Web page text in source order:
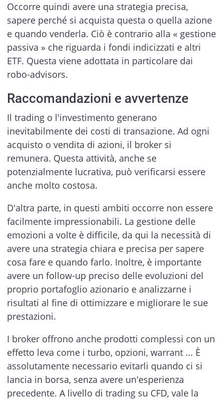
Occorre quindi avere una strategia precisa,
sapere perché si acquista questa o quella azione
e quando venderla. Ciò è contrario alla « gestione
passiva » che riguarda i fondi indicizzati e altri
ETF. Questa viene adottata in particolare dai
robo-advisors.
Raccomandazioni e avvertenze
Il trading o l'investimento generano
inevitabilmente dei costi di transazione. Ad ogni
acquisto o vendita di azioni, il broker si
remunera. Questa attività, anche se
potenzialmente lucrativa, può verificarsi essere
anche molto costosa.
D'altra parte, in questi ambiti occorre non essere
facilmente impressionabili. La gestione delle
emozioni a volte è difficile, da qui la necessità di
avere una strategia chiara e precisa per sapere
cosa fare e quando farlo. Inoltre, è importante
avere un follow-up preciso delle evoluzioni del
proprio portafoglio azionario e analizzarne i
risultati al fine di ottimizzare e migliorare le sue
prestazioni.
I broker offrono anche prodotti complessi con un
effetto leva come i turbo, opzioni, warrant ... È
assolutamente necessario evitarli quando ci si
lancia in borsa, senza avere un'esperienza
precedente. A livello di trading su CFD, vale la